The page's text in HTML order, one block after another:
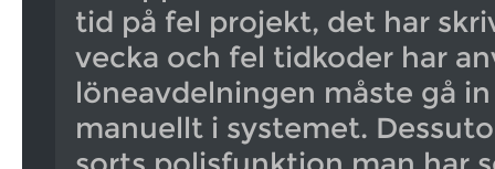
tid på fel projekt, det har
vecka och fel tidkoder har
löneavdelningen måste gå
manuellt i systemet.